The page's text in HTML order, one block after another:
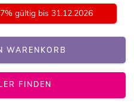
gültig bis 31.12.2026
WARENKORB
FINDEN